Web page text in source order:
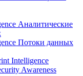
Аналитические
Потоки данных
Intelligence
Awareness